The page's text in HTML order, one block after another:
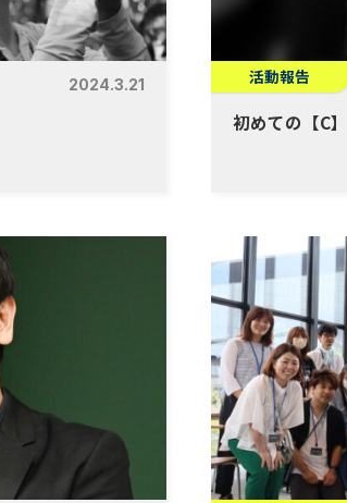
2024.3.21 活動報告
初めての【C】